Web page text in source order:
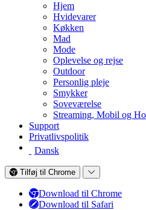
Hjem
Hvidevarer
Køkken
Mad
Mode
Oplevelse og rejse
Outdoor
Personlig pleje
Smykker
Soveværelse
Streaming, Mobil og
Support
Privatlivspolitik
Dansk
Tilføj til Chrome
Download til Chrome
Download til Safari